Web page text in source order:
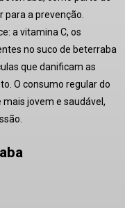
para a prevenção
a vitamina C, os
no suco de beterraba
que danificam as
. O consumo regular do
jovem e saudável,